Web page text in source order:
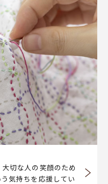
切な人の笑顔のため
気持ちを応援してい